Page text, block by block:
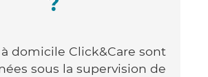
à domicile Click&Care sont
sous la supervision de